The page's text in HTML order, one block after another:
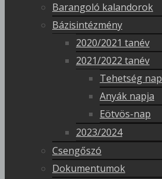
Barangoló kalandorok
Bázisintézmény
2020/2021 tanév
2021/2022 tanév
Tehetség nap
Anyák napja
Eötvös-nap
2023/2024
Csengőszó
Dokumentumok